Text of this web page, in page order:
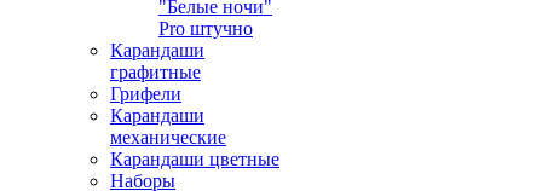
"Белые ночи"
Pro штучно
Карандаши
графитные
Грифели
Карандаши
механические
Карандаши цветные
Наборы